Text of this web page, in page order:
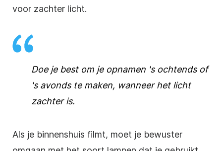
voor zachter licht.
Doe je best om je opnamen 's ochtends of
's avonds te maken, wanneer het licht
zachter is.
Als je binnenshuis filmt, moet je bewuster